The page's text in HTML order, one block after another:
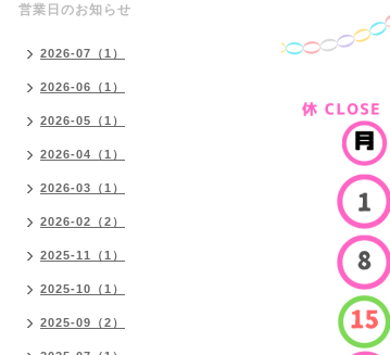
営業日のお知らせ
2026-07（1）
2026-06（1）
2026-05（1）
2026-04（1）
2026-03（1）
2026-02（2）
2025-11（1）
2025-10（1）
2025-09（2）